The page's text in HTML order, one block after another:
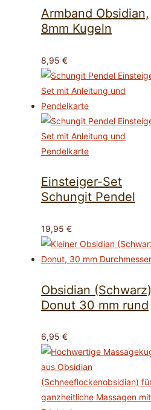
Armband Obsidian,
8mm Kugeln
8,95 €
Einsteiger-Set
Schungit Pendel
19,95 €
Obsidian (Schwarz)
Donut 30 mm rund
6,95 €